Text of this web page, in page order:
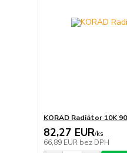
KORAD Radiátor 10K
82,27 EUR/ks
66,89 EUR bez DPH